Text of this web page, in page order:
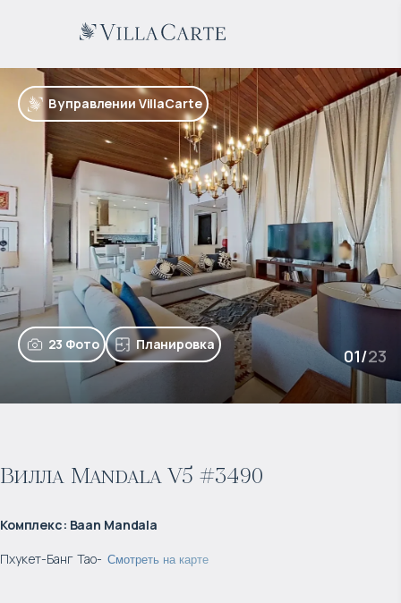
В управлении VillaCarte
23 Фото Планировка
01/23
Вилла Mandala V5 #3490
Комплекс: Baan Mandala
Пхукет-Банг Тао- Смотреть на карте